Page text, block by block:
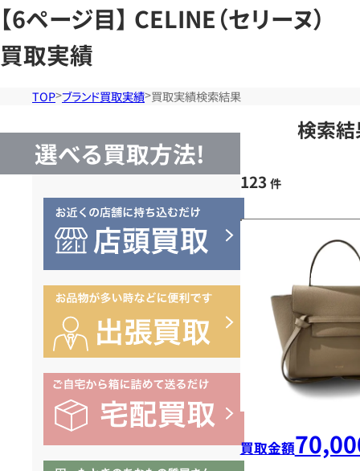
【6ページ目】 CELINE（セリーヌ）
買取実績
TOP ブランド買取実績 買取実績検索結果
選べる買取方法!
検索
123 件
買取金額